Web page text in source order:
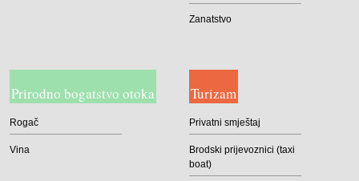
Zanatstvo
Prirodno bogatstvo otoka
Rogač
Vina
Turizam
Privatni smještaj
Brodski prijevoznici (taxi
boat)